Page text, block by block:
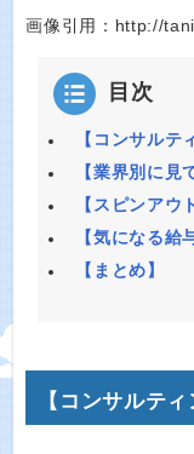
画像引用：http://
目次
【コンサルテ
【業界別に見
【スピンアウ
【気になる給
【まとめ】
【コンサルテ